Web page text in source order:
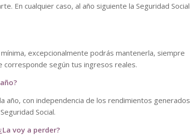
En cualquier caso, al año siguiente la Seguridad Social
excepcionalmente podrás mantenerla, siempre
según tus ingresos reales.
año, con independencia de los rendimientos generados
Social.
voy a perder?